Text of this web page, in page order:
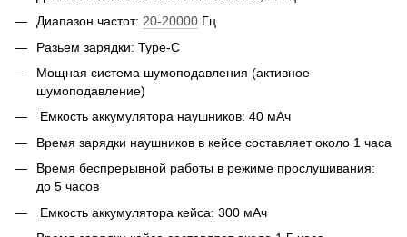
Диапазон частот: 20-20000 Гц
Разьем зарядки: Type-C
Мощная система шумоподавления (активное
шумоподавление)
Емкость аккумулятора наушников: 40 мАч
Время зарядки наушников в кейсе составляет около 1 часа
Время беспрерывной работы в режиме прослушивания:
до 5 часов
Емкость аккумулятора кейса: 300 мАч